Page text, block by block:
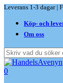
Skip
main
content
Leverans 1-3 dagar |
Köp- och
Om oss
Close
Search
search
0